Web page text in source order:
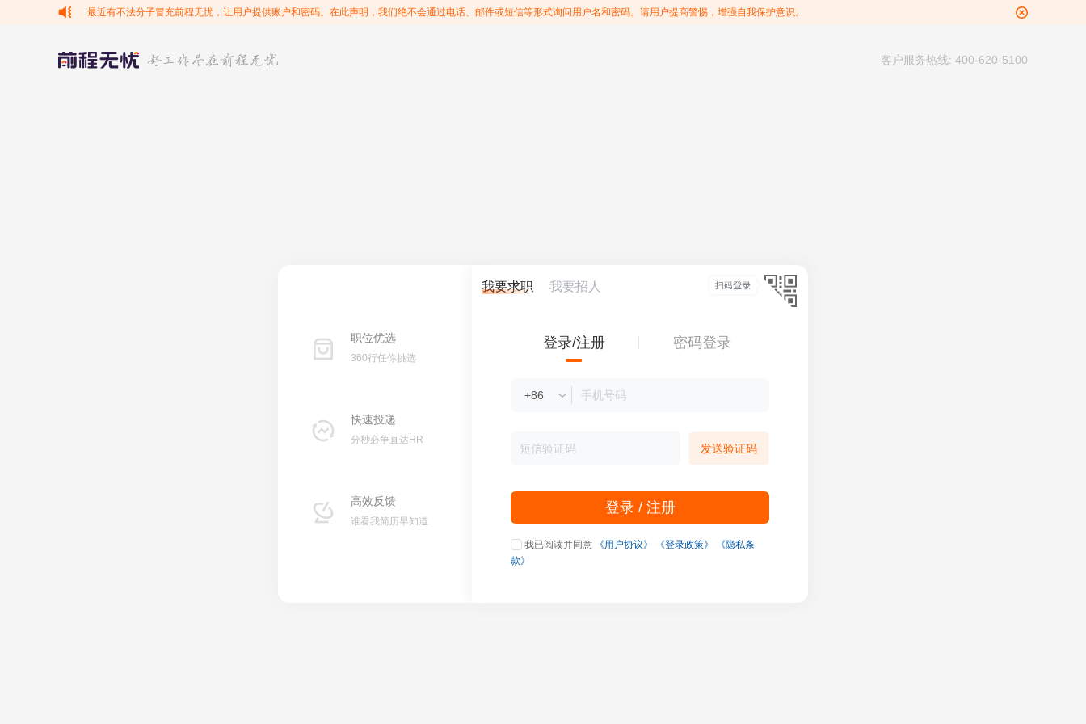
最近有不法分子冒充前程无忧，让用户提供账户和密码。在此声明，我们绝不会通过电话、邮件或短信等形式询问用户名和密码。请用户提高警惕，增强自我保护意识。
客户服务热线: 400-620-5100
职位优选
360行任你挑选
快速投递
分秒必争直达HR
高效反馈
谁看我简历早知道
我要求职 我要招人
登录/注册 密码登录
发送验证码
登录 / 注册
我已阅读并同意 《用户协议》 《登录政策》
《隐私条
款》